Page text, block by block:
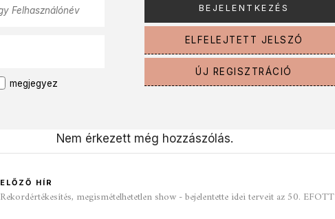
megjegyez
ELFELEJTETT JELSZÓ
ÚJ REGISZTRÁCIÓ
Nem érkezett még hozzászólás.
ELŐZŐ HÍR
Rekordértékesítés, megismételhetetlen show - bejelentette idei terveit az 50. EFOTT